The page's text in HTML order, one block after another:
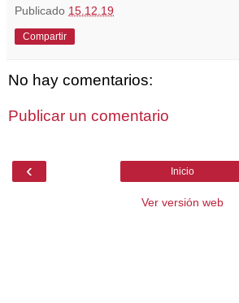
Publicado 15.12.19
Compartir
No hay comentarios:
Publicar un comentario
‹ Inicio
Ver versión web